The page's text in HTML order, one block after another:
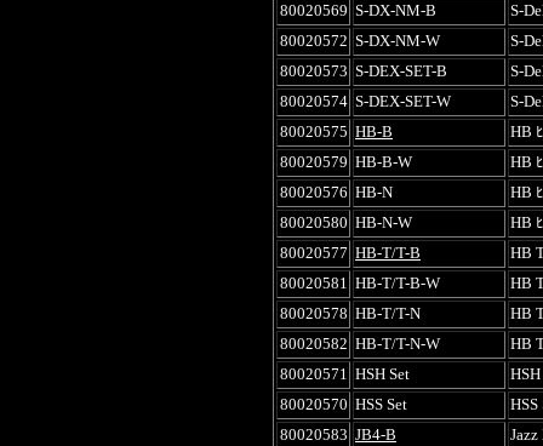
80020569 S-DX-NM-B
S-
80020572 S-DX-NM-W
S-
80020573 S-DEX-SET-B
S-
80020574 S-DEX-SET-W
S-
80020575 HB-B
HB
80020579 HB-B-W
HB
80020576 HB-N
HB
80020580 HB-N-W
HB
80020577 HB-T/T-B
HB
80020581 HB-T/T-B-W
HB
80020578 HB-T/T-N
HB
80020582 HB-T/T-N-W
HB
80020571 HSH Set
80020570 HSS Set
80020583 JB4-B
Jazz